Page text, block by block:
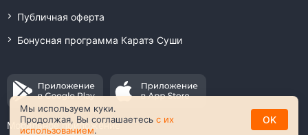
Публичная оферта
Бонусная программа Каратэ Суши
Мобильное приложение
Мы используем куки.
Продолжая, Вы соглашаетесь с их
использованием.
OK